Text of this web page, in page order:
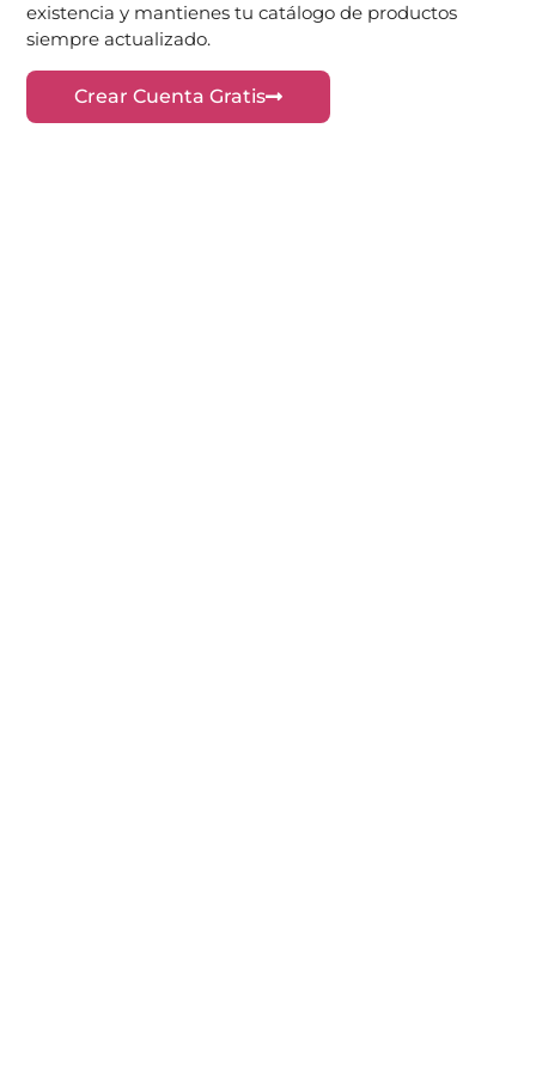
existencia y mantienes tu catálogo de productos
siempre actualizado.
Crear Cuenta Gratis